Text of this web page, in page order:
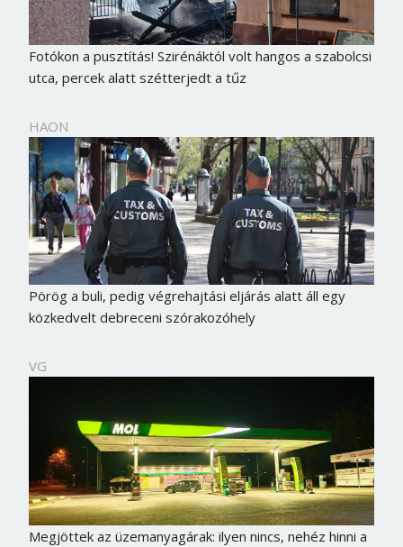
Fotókon a pusztítás! Szirénáktól volt hangos a szabolcsi
utca, percek alatt szétterjedt a tűz
HAON
Pörög a buli, pedig végrehajtási eljárás alatt áll egy
közkedvelt debreceni szórakozóhely
VG
Megjöttek az üzemanyagárak: ilyen nincs, nehéz hinni a